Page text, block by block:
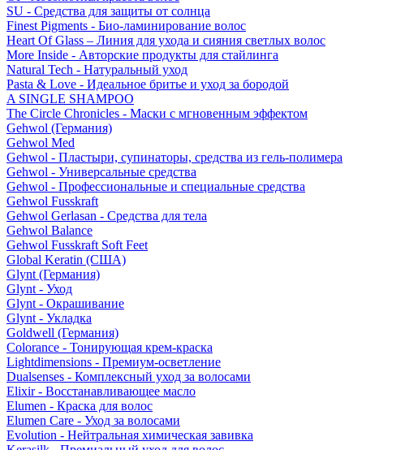
SU - Средства для защиты от солнца
Finest Pigments - Био-ламинирование волос
Heart Of Glass – Линия для ухода и сияния светлых волос
More Inside - Авторские продукты для стайлинга
Natural Tech - Натуральный уход
Pasta & Love - Идеальное бритье и уход за бородой
A SINGLE SHAMPOO
The Circle Chronicles - Маски с мгновенным эффектом
Gehwol (Германия)
Gehwol Med
Gehwol - Пластыри, супинаторы, средства из гель-полимера
Gehwol - Универсальные средства
Gehwol - Профессиональные и специальные средства
Gehwol Fusskraft
Gehwol Gerlasan - Средства для тела
Gehwol Balance
Gehwol Fusskraft Soft Feet
Global Keratin (США)
Glynt (Германия)
Glynt - Уход
Glynt - Окрашивание
Glynt - Укладка
Goldwell (Германия)
Colorance - Тонирующая крем-краска
Lightdimensions - Премиум-осветление
Dualsenses - Комплексный уход за волосами
Elixir - Восстанавливающее масло
Elumen - Краска для волос
Elumen Care - Уход за волосами
Evolution - Нейтральная химическая завивка